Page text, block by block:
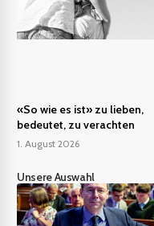
«So wie es ist» zu lieben,
bedeutet, zu verachten
1. August 2026
Unsere Auswahl